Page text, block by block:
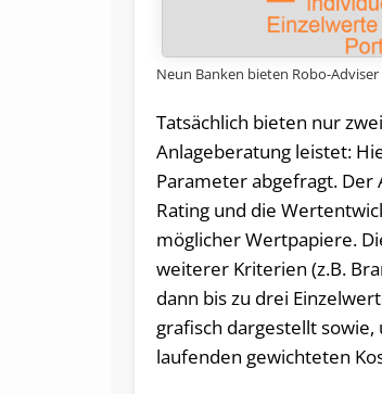
Neun Banken bieten Robo-
Tatsächlich bieten nur
Anlageberatung leistet:
Parameter abgefragt. Der
Rating und die
möglicher Wertpapiere.
weiterer Kriterien (z.B.
dann bis zu drei
grafisch dargestellt
laufenden gewichteten